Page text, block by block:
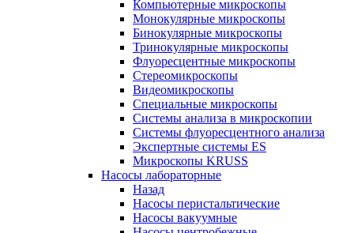
Компьютерные микроскопы
Монокулярные микроскопы
Бинокулярные микроскопы
Тринокулярные микроскопы
Флуоресцентные микроскопы
Стереомикроскопы
Видеомикроскопы
Специальные микроскопы
Системы анализа в микроскопии
Системы флуоресцентного анализа
Экспертные системы ES
Микроскопы KRUSS
Насосы лабораторные
Назад
Насосы перистальтические
Насосы вакуумные